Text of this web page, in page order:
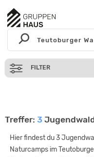
FILTER
Treffer: 3
Hier findest du 3
Naturcamps im